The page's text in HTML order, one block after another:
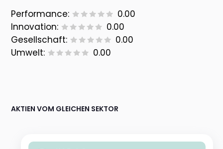
Performance:
0.00
Innovation:
0.00
Gesellschaft:
0.00
Umwelt:
0.00
AKTIEN VOM GLEICHEN SEKTOR